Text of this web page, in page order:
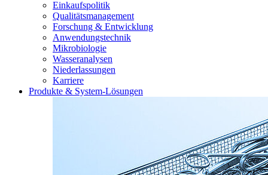
Einkaufspolitik
Qualitätsmanagement
Forschung & Entwicklung
Anwendungstechnik
Mikrobiologie
Wasseranalysen
Niederlassungen
Karriere
Produkte & System-Lösungen